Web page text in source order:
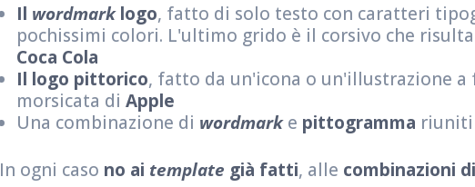
Il wordmarklogo, fatto di solo testo con caratteri
pochissimi colori. L'ultimo grido è il corsivo che
Coca Cola
Il logo pittorico, fatto da un'icona o un'illustrazione
morsicata di Apple
Una combinazione di wordmarke pittogramma riuniti
In ogni caso no ai template già fatti, alle combinazioni